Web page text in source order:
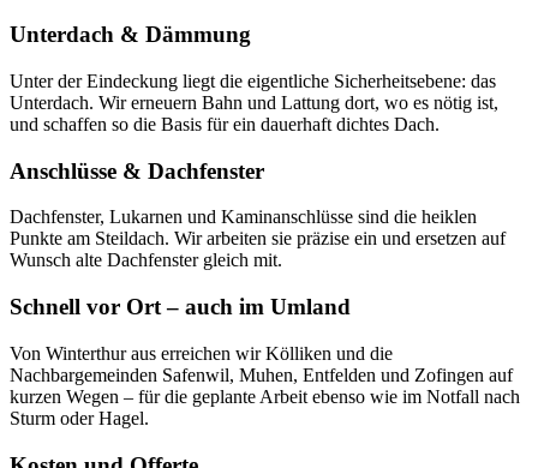
Unterdach & Dämmung
Unter der Eindeckung liegt die eigentliche Sicherheitsebene: das
Unterdach. Wir erneuern Bahn und Lattung dort, wo es nötig ist,
und schaffen so die Basis für ein dauerhaft dichtes Dach.
Anschlüsse & Dachfenster
Dachfenster, Lukarnen und Kaminanschlüsse sind die heiklen
Punkte am Steildach. Wir arbeiten sie präzise ein und ersetzen auf
Wunsch alte Dachfenster gleich mit.
Schnell vor Ort – auch im Umland
Von Winterthur aus erreichen wir Kölliken und die
Nachbargemeinden Safenwil, Muhen, Entfelden und Zofingen auf
kurzen Wegen – für die geplante Arbeit ebenso wie im Notfall nach
Sturm oder Hagel.